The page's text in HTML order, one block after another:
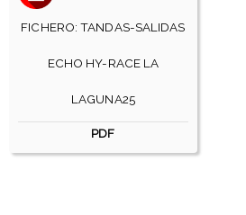
FICHERO: TANDAS-SALIDAS
ECHO HY-RACE LA
LAGUNA25
PDF